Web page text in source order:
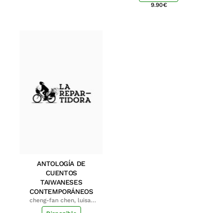
9.90€
ANTOLOGÍA DE
CUENTOS
TAIWANESES
CONTEMPORÁNEOS
cheng-fan chen, luisa;
shu-ying chang, luisa